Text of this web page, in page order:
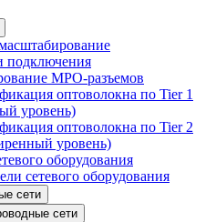
МРО-разъемов
оптоволокна по Tier 1
уровень)
оптоволокна по Tier 2
уровень)
оборудования
сетевого оборудования
сети
сети